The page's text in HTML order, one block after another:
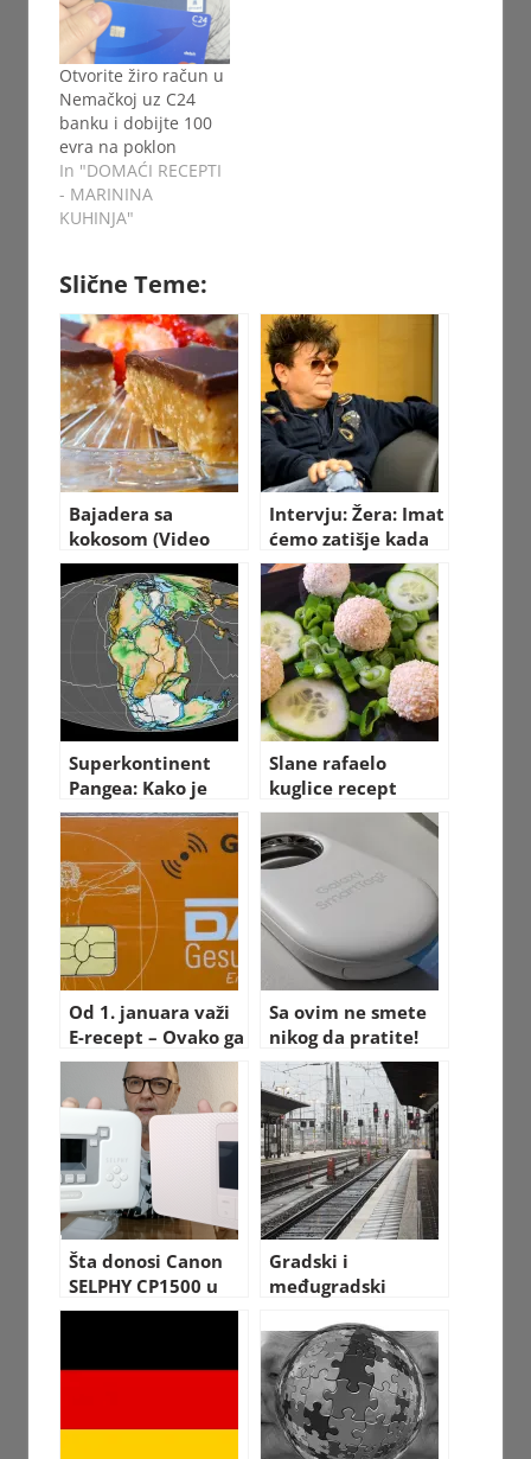
Otvorite žiro račun u
Nemačkoj uz C24
banku i dobijte 100
evra na poklon
In "DOMAĆI RECEPTI
- MARININA
KUHINJA"
Slične Teme:
Bajadera sa
kokosom (Video
recept)
Intervju: Žera: Imat
ćemo zatišje kada
umremo
Superkontinent
Pangea: Kako je
izgledao svijet
nekada
Slane rafaelo
kuglice recept
Od 1. januara važi
E-recept – Ovako ga
možete podići u
apoteci
Sa ovim ne smete
nikog da pratite!
Samsung Galaxy
SmartTag 2
unboxing
Šta donosi Canon
SELPHY CP1500 u
poređenju sa
Gradski i
međugradski
za 49€ mesečno